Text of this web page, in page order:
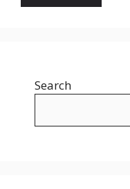
Search